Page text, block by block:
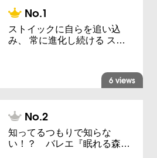
ストイックに自らを追い込
み、 常に進化し続ける ス…
6 views
知ってるつもりで知らな
い！？ バレエ『眠れる森…